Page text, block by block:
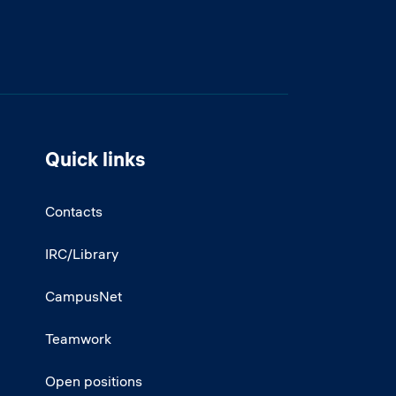
Quick links
Contacts
IRC/Library
CampusNet
Teamwork
Open positions